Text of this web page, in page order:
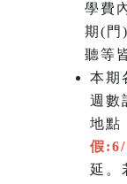
學費
期(門
聽等
本期
週數
地點
假
延。